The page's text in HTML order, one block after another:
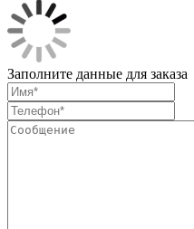
Заполните данные для заказа